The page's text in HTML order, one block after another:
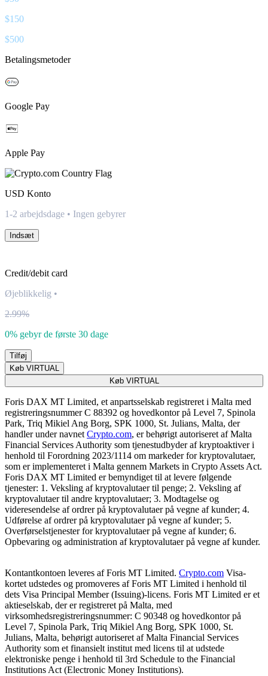
$150
$500
Betalingsmetoder
Google Pay
Apple Pay
USD Konto
1-2 arbejdsdage • Ingen gebyrer
Indsæt
Credit/debit card
Øjeblikkelig •
2.99%
0% gebyr de første 30 dage
Tilføj
Køb VIRTUAL
Køb VIRTUAL
Foris DAX MT Limited, et anpartsselskab registreret i Malta med
registreringsnummer C 88392 og hovedkontor på Level 7, Spinola
Park, Triq Mikiel Ang Borg, SPK 1000, St. Julians, Malta, der
handler under navnet Crypto.com, er behørigt autoriseret af Malta
Financial Services Authority som tjenestudbyder af kryptoaktiver i
henhold til Forordning 2023/1114 om markeder for kryptovalutaer,
som er implementeret i Malta gennem Markets in Crypto Assets Act.
Foris DAX MT Limited er bemyndiget til at levere følgende
tjenester: 1. Veksling af kryptovalutaer til penge; 2. Veksling af
kryptovalutaer til andre kryptovalutaer; 3. Modtagelse og
videresendelse af ordrer på kryptovalutaer på vegne af kunder; 4.
Udførelse af ordrer på kryptovalutaer på vegne af kunder; 5.
Overførselstjenester for kryptovalutaer på vegne af kunder; 6.
Opbevaring og administration af kryptovalutaer på vegne af kunder.
Kontantkontoen leveres af Foris MT Limited. Crypto.com Visa-
kortet udstedes og promoveres af Foris MT Limited i henhold til
dets Visa Principal Member (Issuing)-licens. Foris MT Limited er et
aktieselskab, der er registreret på Malta, med
virksomhedsregistreringsnummer: C 90348 og hovedkontor på
Level 7, Spinola Park, Triq Mikiel Ang Borg, SPK 1000, St.
Julians, Malta, behørigt autoriseret af Malta Financial Services
Authority som et finansielt institut med licens til at udstede
elektroniske penge i henhold til 3rd Schedule to the Financial
Institutions Act (Electronic Money Institutions).